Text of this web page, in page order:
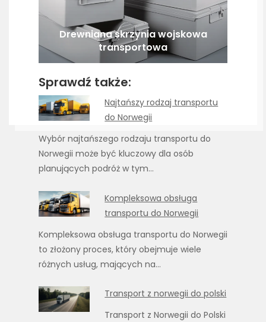
Drewniana skrzynia wojskowa
transportowa
Sprawdź także:
Najtańszy rodzaj transportu
do Norwegii
Wybór najtańszego rodzaju transportu do
Norwegii może być kluczowy dla osób
planujących podróż w tym…
Kompleksowa obsługa
transportu do Norwegii
Kompleksowa obsługa transportu do Norwegii
to złożony proces, który obejmuje wiele
różnych usług, mających na…
Transport z norwegii do polski
Transport z Norwegii do Polski